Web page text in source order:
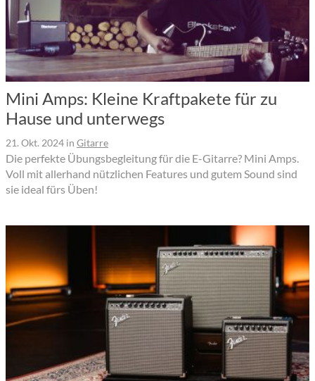
Mini Amps: Kleine Kraftpakete für zu
Hause und unterwegs
21. Okt. 2024 in Gitarre
Die perfekte Übungsbegleitung für die E-Gitarre? Mini Amps.
Voll mit allerhand nützlichen Features und gutem Sound sind
sie ideal fürs Üben!